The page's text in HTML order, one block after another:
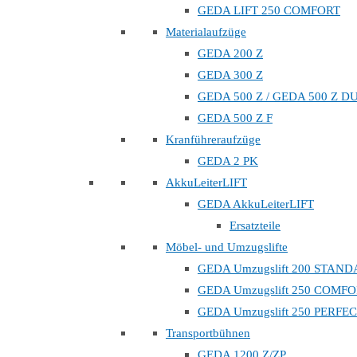
GEDA LIFT 250 COMFORT
Materialaufzüge
GEDA 200 Z
GEDA 300 Z
GEDA 500 Z / GEDA 500 Z
GEDA 500 Z F
Kranführeraufzüge
GEDA 2 PK
AkkuLeiterLIFT
GEDA AkkuLeiterLIFT
Ersatzteile
Möbel- und Umzugslifte
GEDA Umzugslift 200
GEDA Umzugslift 250
GEDA Umzugslift 250
Transportbühnen